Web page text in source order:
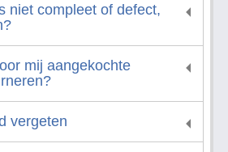
niet compleet of defect,
mij aangekochte
vergeten